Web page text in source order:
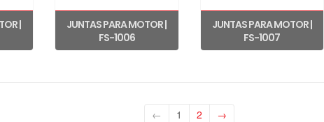
|
JUNTAS PARA MOTOR |
FS-1006
JUNTAS PARA MOTOR |
FS-1007
← 1 2 →